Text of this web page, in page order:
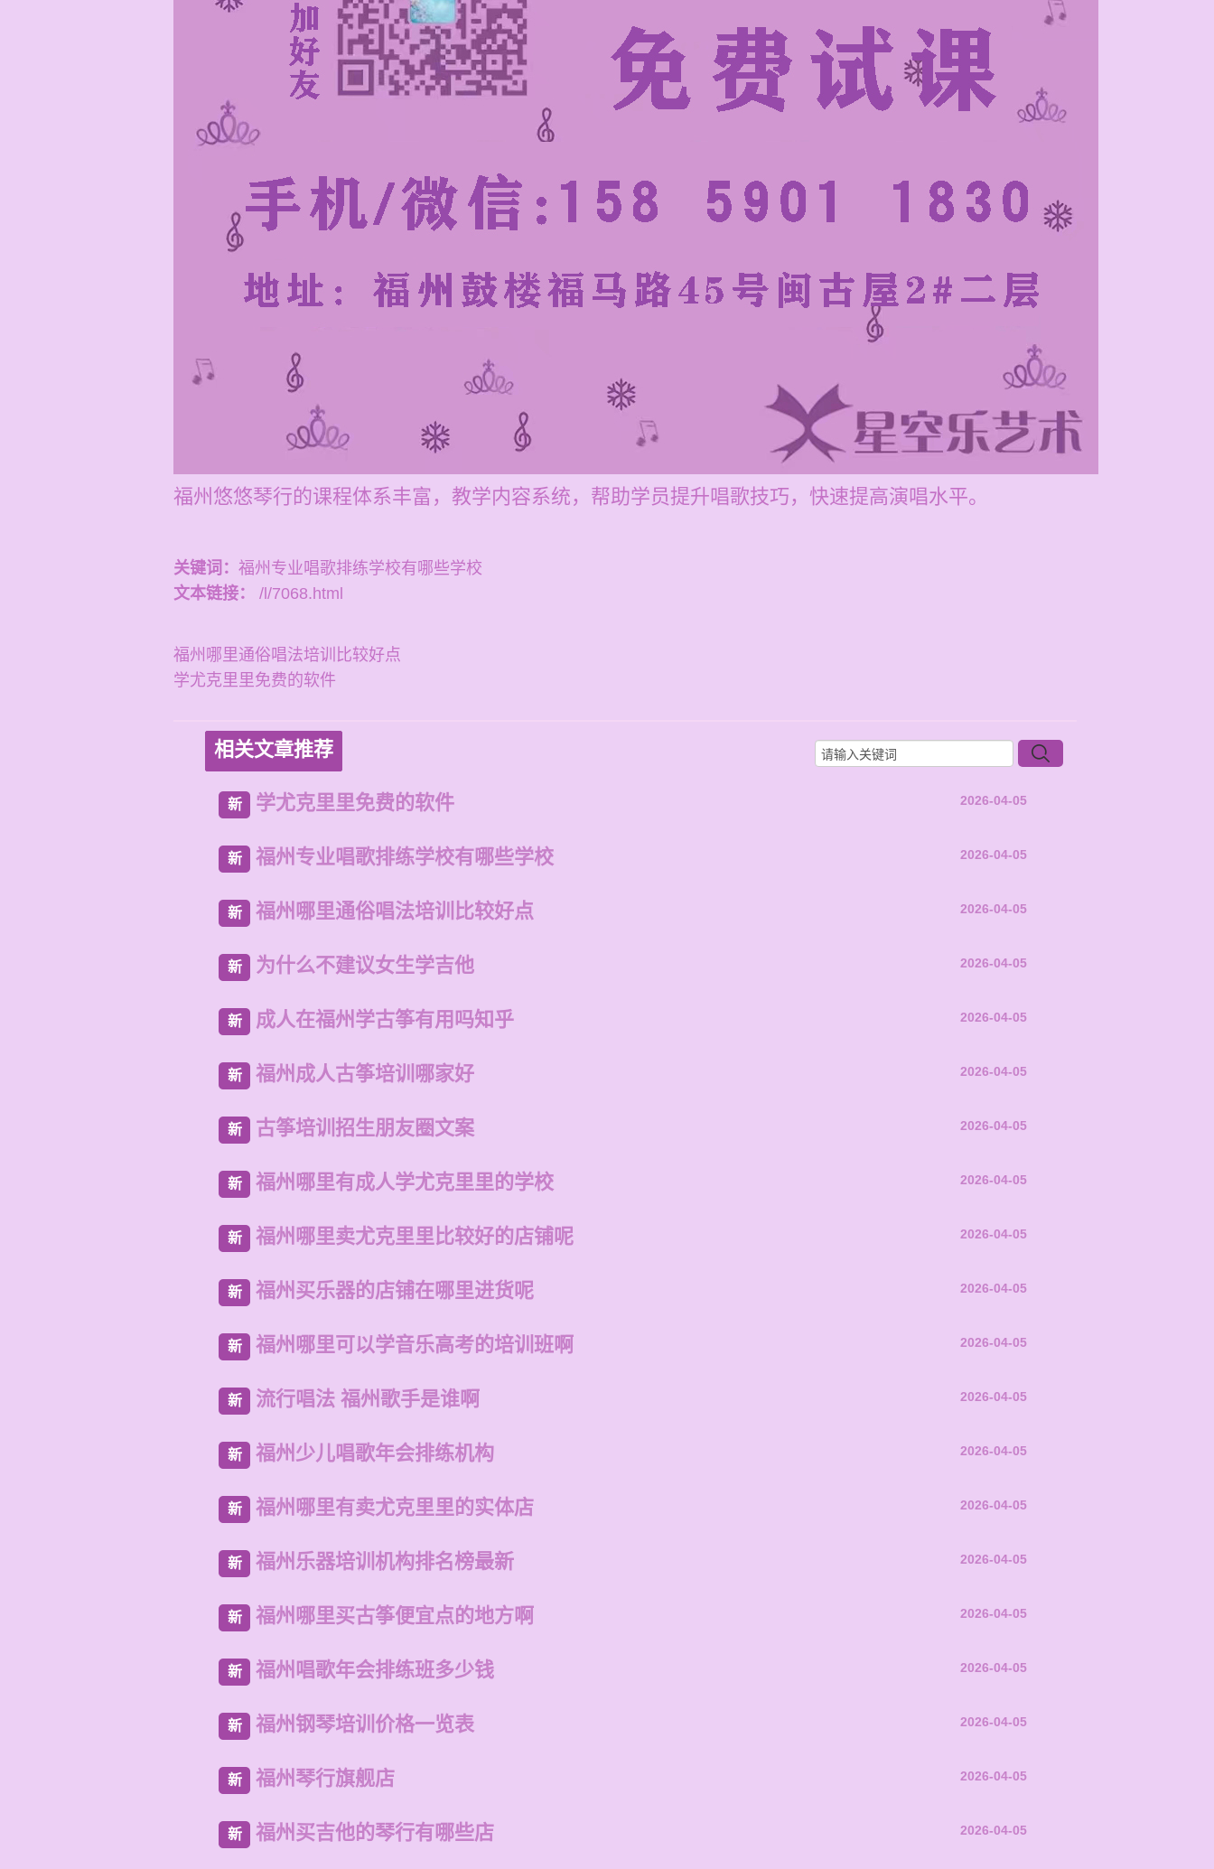
福州悠悠琴行的课程体系丰富，教学内容系统，帮助学员提升唱歌技巧，快速提高演唱水平。
关键词： 福州专业唱歌排练学校有哪些学校
文本链接：
/l/7068.html
福州哪里通俗唱法培训比较好点
学尤克里里免费的软件
相关文章推荐
新 学尤克里里免费的软件 2026-04-05
新 福州专业唱歌排练学校有哪些学校 2026-04-05
新 福州哪里通俗唱法培训比较好点 2026-04-05
新 为什么不建议女生学吉他 2026-04-05
新 成人在福州学古筝有用吗知乎 2026-04-05
新 福州成人古筝培训哪家好 2026-04-05
新 古筝培训招生朋友圈文案 2026-04-05
新 福州哪里有成人学尤克里里的学校 2026-04-05
新 福州哪里卖尤克里里比较好的店铺呢 2026-04-05
新 福州买乐器的店铺在哪里进货呢 2026-04-05
新 福州哪里可以学音乐高考的培训班啊 2026-04-05
新 流行唱法 福州歌手是谁啊 2026-04-05
新 福州少儿唱歌年会排练机构 2026-04-05
新 福州哪里有卖尤克里里的实体店 2026-04-05
新 福州乐器培训机构排名榜最新 2026-04-05
新 福州哪里买古筝便宜点的地方啊 2026-04-05
新 福州唱歌年会排练班多少钱 2026-04-05
新 福州钢琴培训价格一览表 2026-04-05
新 福州琴行旗舰店 2026-04-05
新 福州买吉他的琴行有哪些店 2026-04-05